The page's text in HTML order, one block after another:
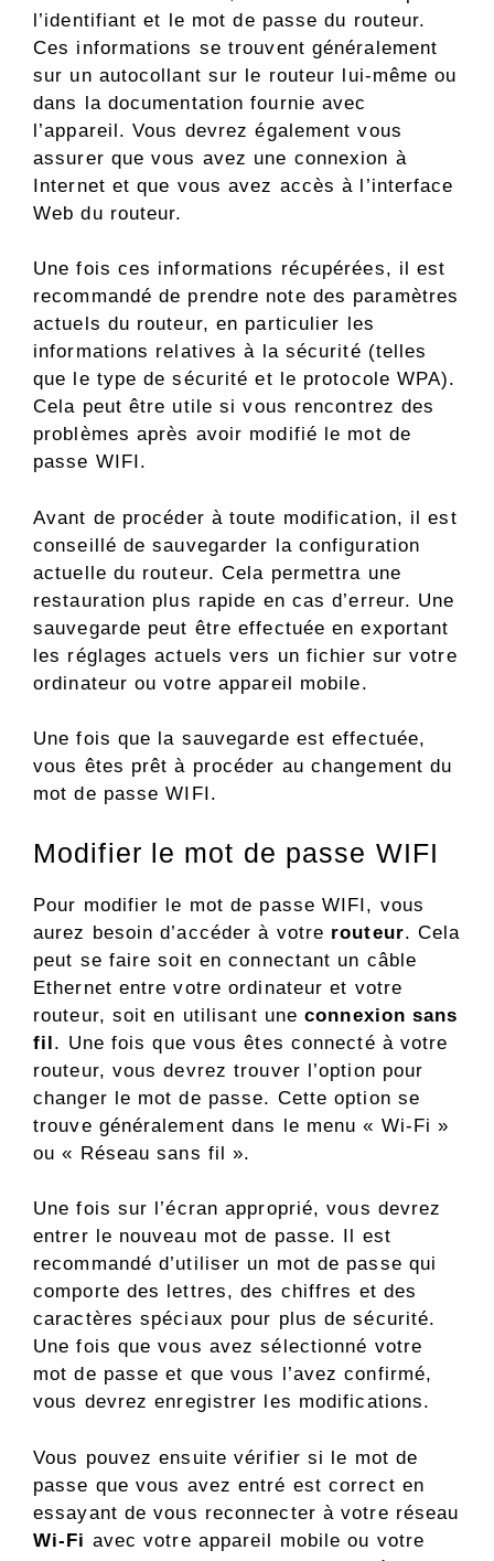
l’identifiant et le mot de passe du routeur.
Ces informations se trouvent généralement
sur un autocollant sur le routeur lui-même ou
dans la documentation fournie avec
l’appareil. Vous devrez également vous
assurer que vous avez une connexion à
Internet et que vous avez accès à l’interface
Web du routeur.
Une fois ces informations récupérées, il est
recommandé de prendre note des paramètres
actuels du routeur, en particulier les
informations relatives à la sécurité (telles
que le type de sécurité et le protocole WPA).
Cela peut être utile si vous rencontrez des
problèmes après avoir modifié le mot de
passe WIFI.
Avant de procéder à toute modification, il est
conseillé de sauvegarder la configuration
actuelle du routeur. Cela permettra une
restauration plus rapide en cas d’erreur. Une
sauvegarde peut être effectuée en exportant
les réglages actuels vers un fichier sur votre
ordinateur ou votre appareil mobile.
Une fois que la sauvegarde est effectuée,
vous êtes prêt à procéder au changement du
mot de passe WIFI.
Modifier le mot de passe WIFI
Pour modifier le mot de passe WIFI, vous
aurez besoin d’accéder à votre routeur. Cela
peut se faire soit en connectant un câble
Ethernet entre votre ordinateur et votre
routeur, soit en utilisant uneconnexion sans
fil. Une fois que vous êtes connecté à votre
routeur, vous devrez trouver l’option pour
changer le mot de passe. Cette option se
trouve généralement dans le menu « Wi-Fi »
ou « Réseau sans fil ».
Une fois sur l’écran approprié, vous devrez
entrer le nouveau mot de passe. Il est
recommandé d’utiliser un mot de passe qui
comporte des lettres, des chiffres et des
caractères spéciaux pour plus de sécurité.
Une fois que vous avez sélectionné votre
mot de passe et que vous l’avez confirmé,
vous devrez enregistrer les modifications.
Vous pouvez ensuite vérifier si le mot de
passe que vous avez entré est correct en
essayant de vous reconnecter à votre réseau
Wi-Fi avec votre appareil mobile ou votre